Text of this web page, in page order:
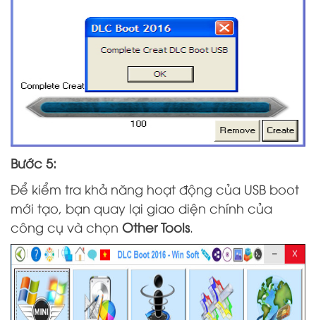
Bước 5:
Để kiểm tra khả năng hoạt động của USB boot
mới tạo, bạn quay lại giao diện chính của
công cụ và chọn Other Tools.